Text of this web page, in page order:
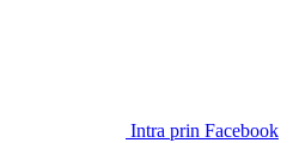
Intra prin Facebook